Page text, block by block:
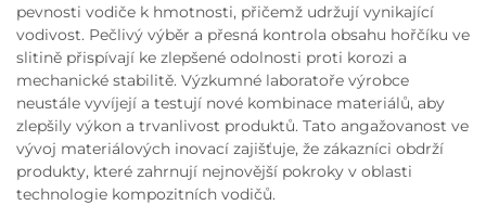
pevnosti vodiče k hmotnosti, přičemž udržují vynikající
vodivost. Pečlivý výběr a přesná kontrola obsahu hořčíku ve
slitině přispívají ke zlepšené odolnosti proti korozi a
mechanické stabilitě. Výzkumné laboratoře výrobce
neustále vyvíjejí a testují nové kombinace materiálů, aby
zlepšily výkon a trvanlivost produktů. Tato angažovanost ve
vývoj materiálových inovací zajišťuje, že zákazníci obdrží
produkty, které zahrnují nejnovější pokroky v oblasti
technologie kompozitních vodičů.